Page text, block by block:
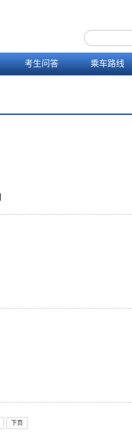
考生问答 乘车路线
下页